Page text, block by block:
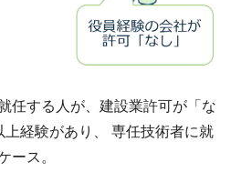
任する人が、建設業許可が「な
経験があり、 専任技術者に就
ース。